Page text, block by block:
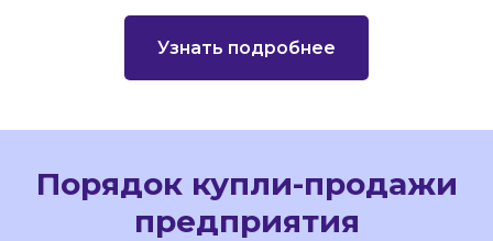
Узнать подробнее
Порядок купли-продажи
предприятия